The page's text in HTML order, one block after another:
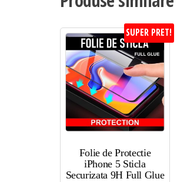
SUPER PRET!
Folie de Protectie
iPhone 5 Sticla
Securizata 9H Full Glue